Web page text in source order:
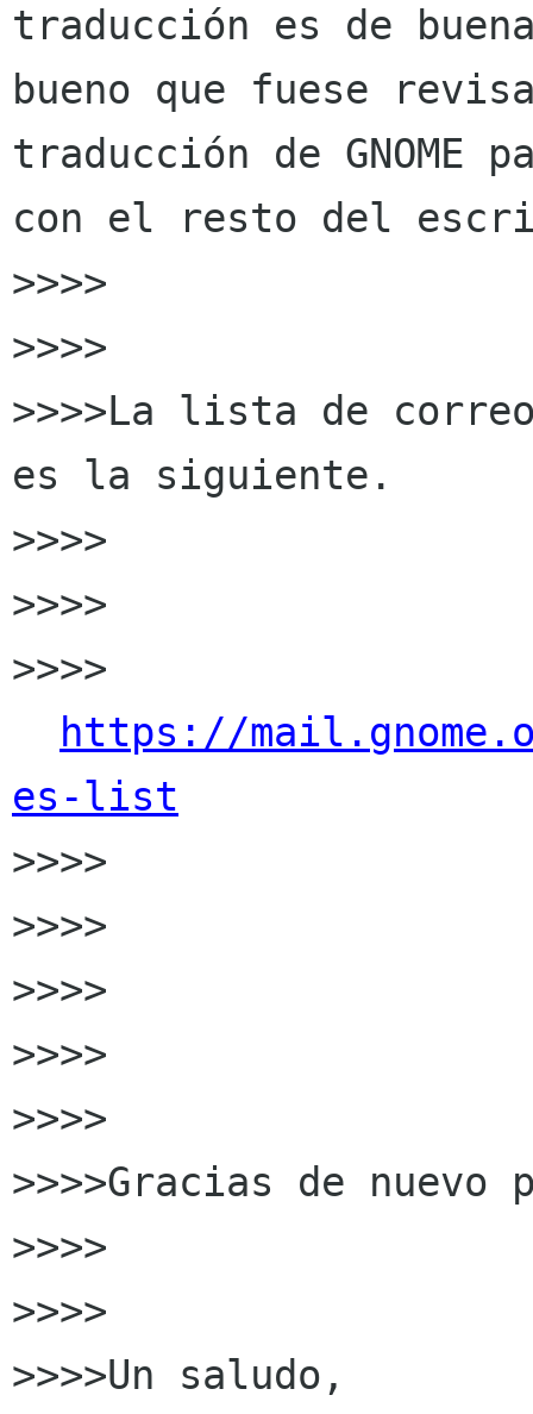
traducción es de
bueno que fuese
traducción de GNOME
con el resto del
>>>>
>>>>
>>>>La lista de
es la siguiente.
>>>>
>>>>
>>>>
https://
es-list
>>>>
>>>>
>>>>
>>>>
>>>>
>>>>Gracias de
>>>>
>>>>
>>>>Un saludo,